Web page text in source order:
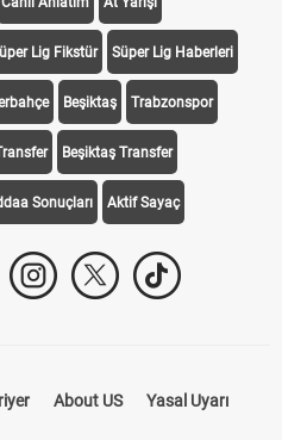
Lig Fikstür Süper Lig Haberleri
Beşiktaş Trabzonspor
Beşiktaş Transfer
Sonuçları Aktif Sayaç
About US Yasal Uyarı